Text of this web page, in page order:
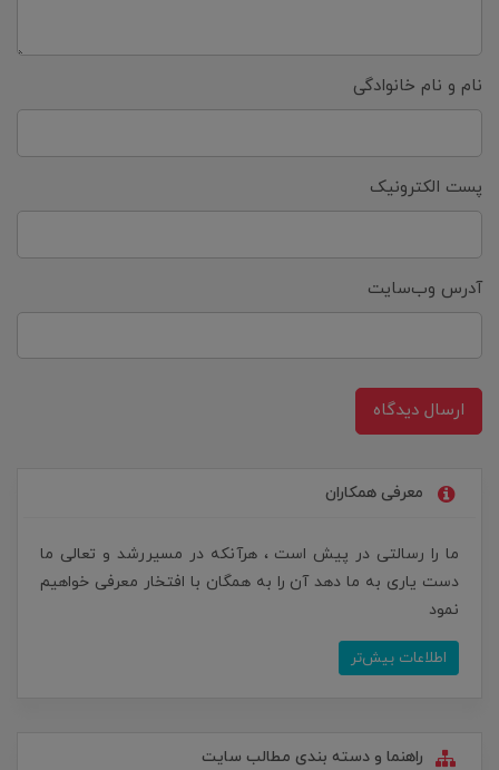
نام و نام خانوادگی
پست الکترونیک
آدرس وب‌سایت
ارسال دیدگاه
معرفی همکاران
ما را رسالتی در پیش است ، هرآنکه در مسیررشد و تعالی ما
دست یاری به ما دهد آن را به همگان با افتخار معرفی خواهیم
نمود
اطلاعات بیش‌تر
راهنما و دسته بندی مطالب سایت